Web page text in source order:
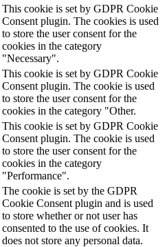
This cookie is set by GDPR Cookie
Consent plugin. The cookies is used
to store the user consent for the
cookies in the category
"Necessary".
This cookie is set by GDPR Cookie
Consent plugin. The cookie is used
to store the user consent for the
cookies in the category "Other.
This cookie is set by GDPR Cookie
Consent plugin. The cookie is used
to store the user consent for the
cookies in the category
"Performance".
The cookie is set by the GDPR
Cookie Consent plugin and is used
to store whether or not user has
consented to the use of cookies. It
does not store any personal data.